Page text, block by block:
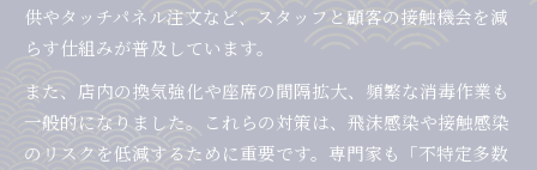
供やタッチパネル注文など、スタッフと顧客の接触機会を減
らす仕組みが普及しています。
また、店内の換気強化や座席の間隔拡大、頻繁な消毒作業も
一般的になりました。これらの対策は、飛沫感染や接触感染
のリスクを低減するために重要です。専門家も「不特定多数